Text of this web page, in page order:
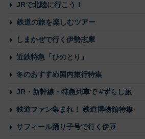
JRで北陸に行こう！
鉄道の旅を楽しむツアー
しまかぜで行く伊勢志摩
近鉄特急「ひのとり」
冬のおすすめ国内旅行特集
JR・新幹線・特急列車で #ずらし旅
鉄道ファン集まれ！ 鉄道博物館特集
サフィール踊り子号で行く伊豆